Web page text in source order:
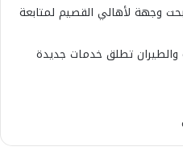
وجهة لأهالي القصيم لمتابعة
والطيران تطلق خدمات جديدة